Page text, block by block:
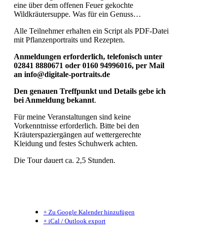
eine über dem offenen Feuer gekochte
Wildkräutersuppe. Was für ein Genuss…
Alle Teilnehmer erhalten ein Script als PDF-Datei
mit Pflanzenportraits und Rezepten.
Anmeldungen erforderlich, telefonisch unter
02841 8880671 oder 0160 94996016, per Mail
an info@digitale-portraits.de
Den genauen Treffpunkt und Details gebe ich
bei Anmeldung bekannt.
Für meine Veranstaltungen sind keine
Vorkenntnisse erforderlich. Bitte bei den
Kräuterspaziergängen auf wettergerechte
Kleidung und festes Schuhwerk achten.
Die Tour dauert ca. 2,5 Stunden.
+ Zu Google Kalender hinzufügen
+ iCal / Outlook export